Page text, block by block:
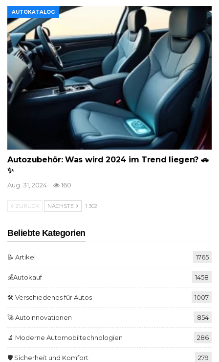
AUTOKATALOG
Autozubehör: Was wird 2024 im Trend liegen? 🚗
✨
Aug. 31, 2024 160
ZURÜCK NÄCHSTE 1 302
Beliebte Kategorien
📝 Artikel 1765
💰Autokauf 1458
🛠️ Verschiedenes für Autos 1007
🚀 Autoinnovationen 854
🔬 Moderne Automobiltechnologien 286
🛡️ Sicherheit und Komfort 279